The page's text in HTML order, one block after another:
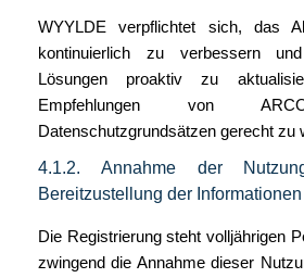
WYYLDE verpflichtet sich, das
kontinuierlich zu verbessern
Lösungen proaktiv zu
Empfehlungen von
Datenschutzgrundsätzen gerecht zu
4.1.2. Annahme der
Bereitzustellung der Informationen
Die Registrierung steht volljährigen
zwingend die Annahme dieser